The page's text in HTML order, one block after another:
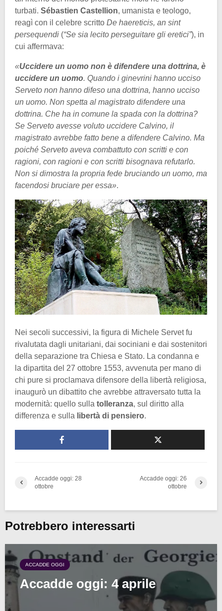
turbati. Sébastien Castellion, umanista e teologo,
reagì con il celebre scritto De haereticis, an sint
persequendi (“Se sia lecito perseguitare gli eretici”), in
cui affermava:
«Uccidere un uomo non è difendere una dottrina, è
uccidere un uomo. Quando i ginevrini hanno ucciso
Serveto non hanno difeso una dottrina, hanno ucciso
un uomo. Non spetta al magistrato difendere una
dottrina. Che ha in comune la spada con la dottrina?
Se Serveto avesse voluto uccidere Calvino, il
magistrato avrebbe fatto bene a difendere Calvino. Ma
poiché Serveto aveva combattuto con scritti e con
ragioni, con ragioni e con scritti bisognava refutarlo.
Non si dimostra la propria fede bruciando un uomo, ma
facendosi bruciare per essa».
Nei secoli successivi, la figura di Michele Servet fu
rivalutata dagli unitariani, dai sociniani e dai sostenitori
della separazione tra Chiesa e Stato. La condanna e
la dipartita del 27 ottobre 1553, avvenuta per mano di
chi pure si proclamava difensore della libertà religiosa,
inaugurò un dibattito che avrebbe attraversato tutta la
modernità: quello sulla tolleranza, sul diritto alla
differenza e sulla libertà di pensiero.
Accadde oggi: 28
ottobre
Accadde oggi: 26
ottobre
Potrebbero interessarti
ACCADDE OGGI
Accadde oggi: 4 aprile